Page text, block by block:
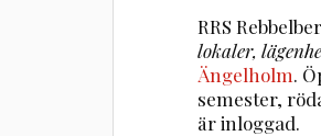
RRS
lokaler,
Ängelholm.
semester,
är inloggad.